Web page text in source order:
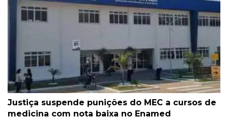
Justiça suspende punições do MEC a cursos de
medicina com nota baixa no Enamed